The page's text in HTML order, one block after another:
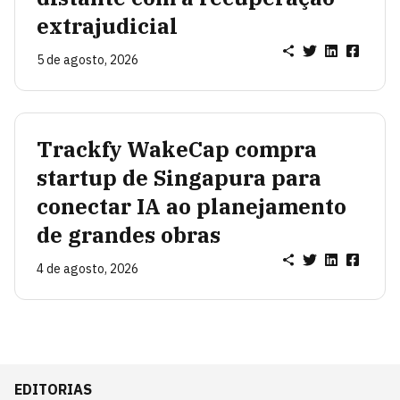
extrajudicial
5 de agosto, 2026
Trackfy WakeCap compra
startup de Singapura para
conectar IA ao planejamento
de grandes obras
4 de agosto, 2026
EDITORIAS